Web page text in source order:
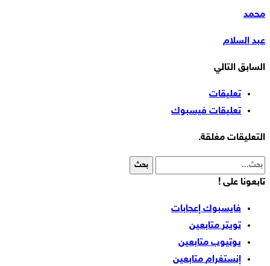
محمد
عبد السلام
السابق التالي
تعليقات
تعليقات فيسبوك
التعليقات مغلقة.
تابعونا على !
فايسبوك إعجابات
تويتر متابعين
يوتيوب متابعين
إنستغرام متابعين